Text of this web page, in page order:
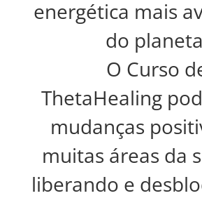
energética mais
do
O Curso
ThetaHealing
mudanças
muitas áreas da
liberando e